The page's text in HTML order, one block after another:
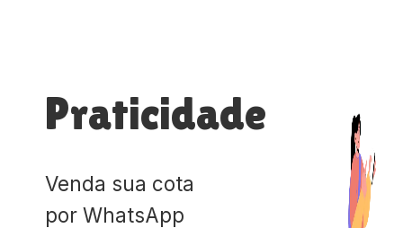
Praticidade
Venda sua cota
por WhatsApp